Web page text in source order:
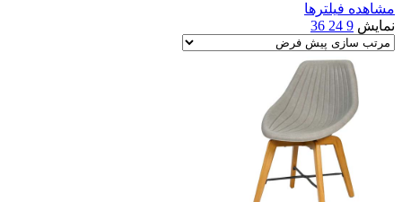
مشاهده فیلترها
نمایش 9
24
36